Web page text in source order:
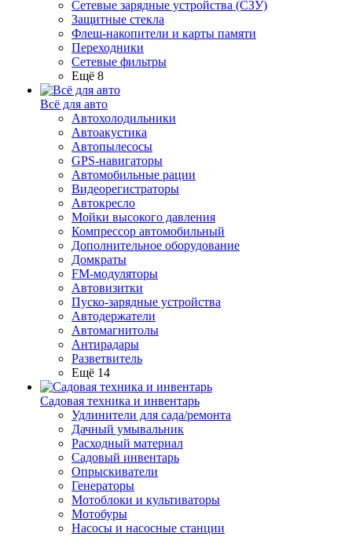
Сетевые зарядные устройства (СЗУ)
Защитные стекла
Флеш-накопители и карты памяти
Переходники
Сетевые фильтры
Ещё 8
Всё для авто
Автохолодильники
Автоакустика
Автопылесосы
GPS-навигаторы
Автомобильные рации
Видеорегистраторы
Автокресло
Мойки высокого давления
Компрессор автомобильный
Дополнительное оборудование
Домкраты
FM-модуляторы
Автовизитки
Пуско-зарядные устройства
Автодержатели
Автомагнитолы
Антирадары
Разветвитель
Ещё 14
Садовая техника и инвентарь
Удлинители для сада/ремонта
Дачный умывальник
Расходный материал
Садовый инвентарь
Опрыскиватели
Генераторы
Мотоблоки и культиваторы
Мотобуры
Насосы и насосные станции